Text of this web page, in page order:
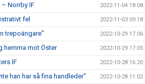
Norrby IF 2022-11-04 18:08
fel 2022-11-03 09:18
trepoängare" 2022-10-29 17:06
hemma mot Öster 2022-10-29 17:05
IF 2022-10-28 16:20
han har så fina handleder" 2022-10-28 11:02